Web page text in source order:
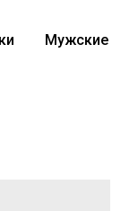
Мужские